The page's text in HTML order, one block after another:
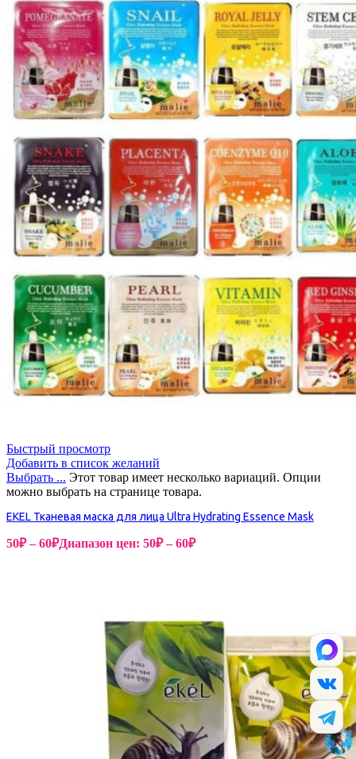
Быстрый просмотр
Добавить в список желаний
Выбрать ... Этот товар имеет несколько вариаций. Опции
можно выбрать на странице товара.
EKEL Тканевая маска для лица Ultra Hydrating Essence Mask
50₽ – 60₽Диапазон цен: 50₽ – 60₽